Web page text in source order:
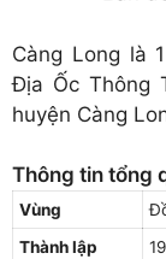
Càng Long là
Địa Ốc Thông
huyện Càng
Thông tin tổng
Vùng
Thành lập